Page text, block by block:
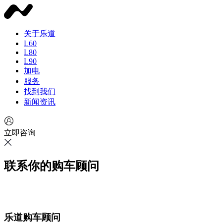
关于乐道
L60
L80
L90
加电
服务
找到我们
新闻资讯
立即咨询
联系你的购车顾问
乐道购车顾问